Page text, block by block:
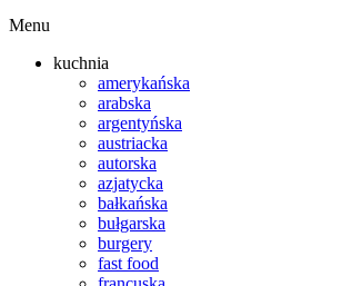
Menu
kuchnia
amerykańska
arabska
argentyńska
austriacka
autorska
azjatycka
bałkańska
bułgarska
burgery
fast food